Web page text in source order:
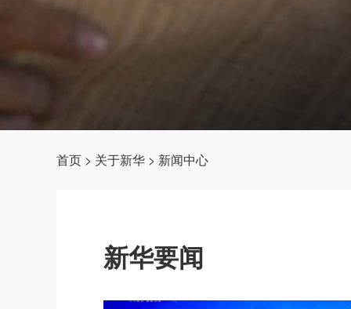
首页 > 关于新华 > 新闻中心
新华要闻